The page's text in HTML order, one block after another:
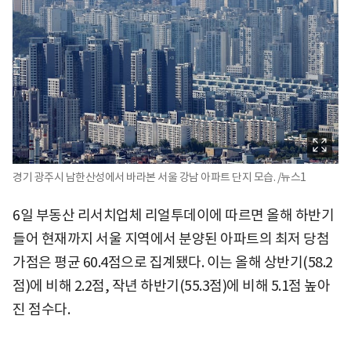
경기 광주시 남한산성에서 바라본 서울 강남 아파트 단지 모습. /뉴스1
6일 부동산 리서치업체 리얼투데이에 따르면 올해 하반기
들어 현재까지 서울 지역에서 분양된 아파트의 최저 당첨
가점은 평균 60.4점으로 집계됐다. 이는 올해 상반기(58.2
점)에 비해 2.2점, 작년 하반기(55.3점)에 비해 5.1점 높아
진 점수다.